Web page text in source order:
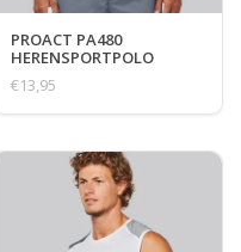
PROACT PA480
HERENSPORTPOLO
€13,95